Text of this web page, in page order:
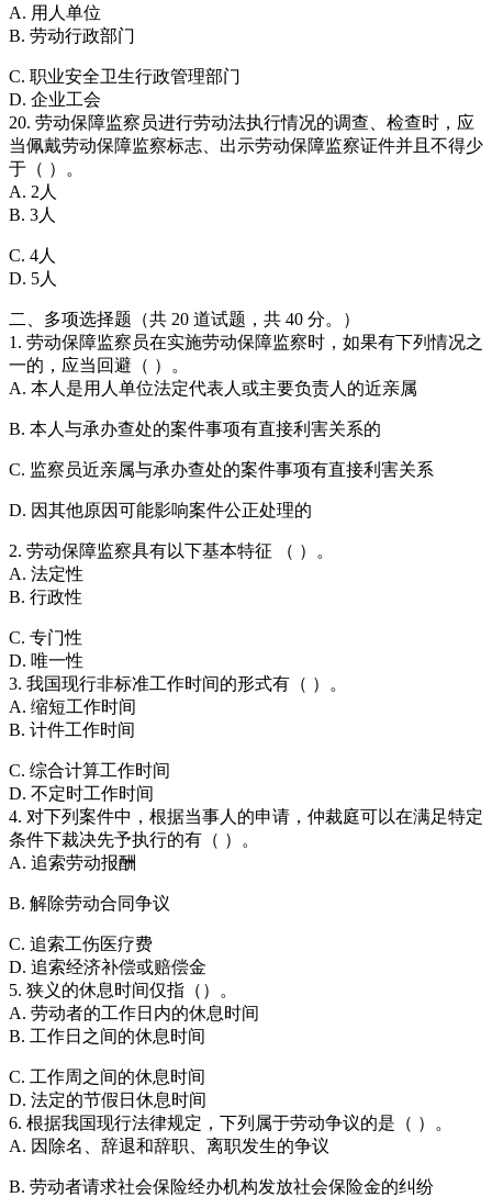
A. 用人单位
B. 劳动行政部门
C. 职业安全卫生行政管理部门
D. 企业工会
20. 劳动保障监察员进行劳动法执行情况的调查、检查时，应
当佩戴劳动保障监察标志、出示劳动保障监察证件并且不得少
于（ ）。
A. 2人
B. 3人
C. 4人
D. 5人
二、多项选择题（共 20 道试题，共 40 分。）
1. 劳动保障监察员在实施劳动保障监察时，如果有下列情况之
一的，应当回避（ ）。
A. 本人是用人单位法定代表人或主要负责人的近亲属
B. 本人与承办查处的案件事项有直接利害关系的
C. 监察员近亲属与承办查处的案件事项有直接利害关系
D. 因其他原因可能影响案件公正处理的
2. 劳动保障监察具有以下基本特征 （ ）。
A. 法定性
B. 行政性
C. 专门性
D. 唯一性
3. 我国现行非标准工作时间的形式有（ ）。
A. 缩短工作时间
B. 计件工作时间
C. 综合计算工作时间
D. 不定时工作时间
4. 对下列案件中，根据当事人的申请，仲裁庭可以在满足特定
条件下裁决先予执行的有（ ）。
A. 追索劳动报酬
B. 解除劳动合同争议
C. 追索工伤医疗费
D. 追索经济补偿或赔偿金
5. 狭义的休息时间仅指（）。
A. 劳动者的工作日内的休息时间
B. 工作日之间的休息时间
C. 工作周之间的休息时间
D. 法定的节假日休息时间
6. 根据我国现行法律规定，下列属于劳动争议的是（ ）。
A. 因除名、辞退和辞职、离职发生的争议
B. 劳动者请求社会保险经办机构发放社会保险金的纠纷